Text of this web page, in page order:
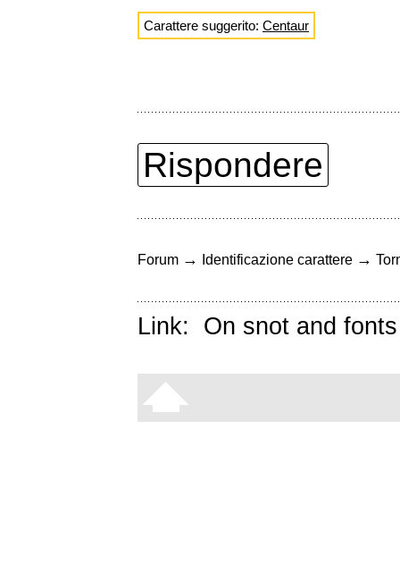
Carattere suggerito: Centaur
Rispondere
Forum → Identificazione carattere →
Link: On snot and fonts